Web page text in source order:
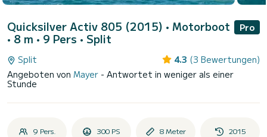
Quicksilver Activ 805 (2015) • Motorboot
• 8 m • 9 Pers • Split
Pro
Split 4.3 (3 Bewertungen)
Angeboten von Mayer - Antwortet in weniger als einer
Stunde
9 Pers. 300 PS 8 Meter 2015